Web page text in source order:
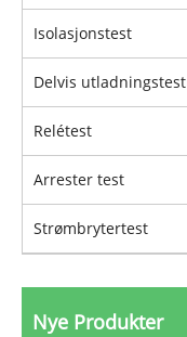
Isolasjonstest
Delvis utladningstest
Relétest
Arrester test
Strømbrytertest
Nye Produkter